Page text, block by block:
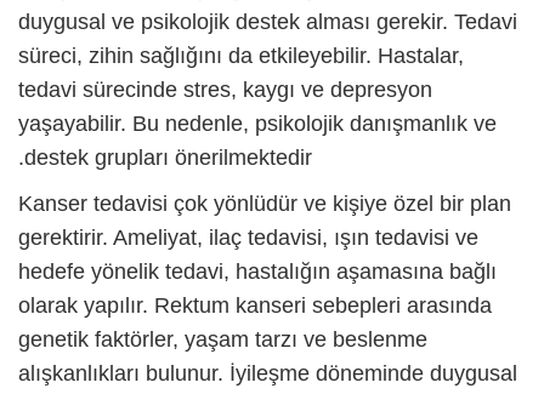
duygusal ve psikolojik destek alması gerekir. Tedavi
süreci, zihin sağlığını da etkileyebilir. Hastalar,
tedavi sürecinde stres, kaygı ve depresyon
yaşayabilir. Bu nedenle, psikolojik danışmanlık ve
destek grupları önerilmektedir.
Kanser tedavisi çok yönlüdür ve kişiye özel bir plan
gerektirir. Ameliyat, ilaç tedavisi, ışın tedavisi ve
hedefe yönelik tedavi, hastalığın aşamasına bağlı
olarak yapılır. Rektum kanseri sebepleri arasında
genetik faktörler, yaşam tarzı ve beslenme
alışkanlıkları bulunur. İyileşme döneminde duygusal